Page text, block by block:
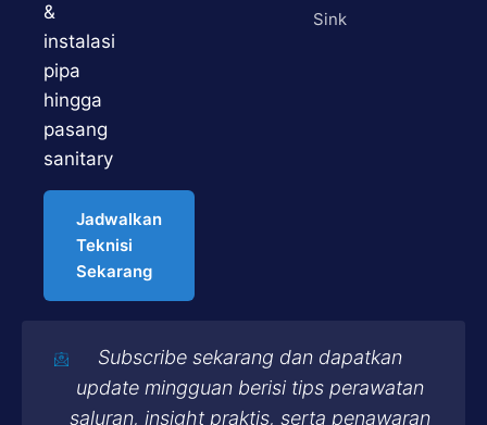
&
instalasi
pipa
hingga
pasang
sanitary
Jadwalkan
Teknisi
Sekarang
Sink
Subscribe sekarang dan dapatkan
update mingguan berisi tips perawatan
saluran, insight praktis, serta penawaran